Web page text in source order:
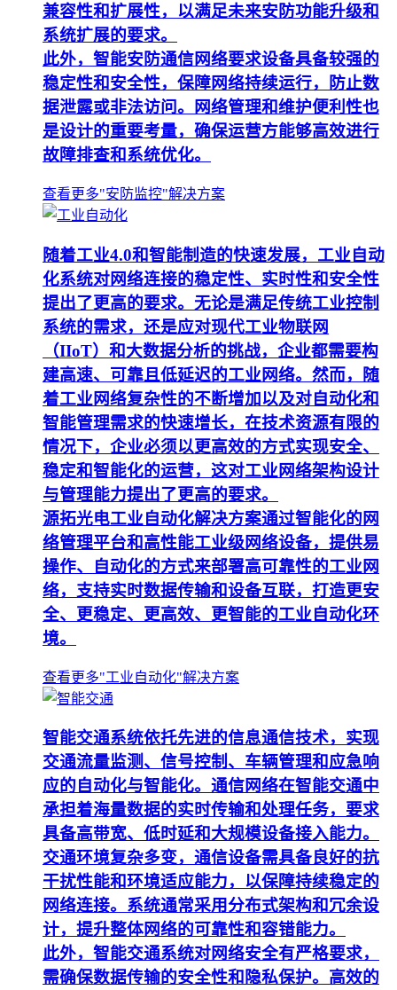
兼容性和扩展性，以满足未来安防功能升级和
系统扩展的要求。
此外，智能安防通信网络要求设备具备较强的
稳定性和安全性，保障网络持续运行，防止数
据泄露或非法访问。网络管理和维护便利性也
是设计的重要考量，确保运营方能够高效进行
故障排查和系统优化。
查看更多"安防监控"解决方案
随着工业4.0和智能制造的快速发展，工业自动
化系统对网络连接的稳定性、实时性和安全性
提出了更高的要求。无论是满足传统工业控制
系统的需求，还是应对现代工业物联网
（IIoT）和大数据分析的挑战，企业都需要构
建高速、可靠且低延迟的工业网络。然而，随
着工业网络复杂性的不断增加以及对自动化和
智能管理需求的快速增长，在技术资源有限的
情况下，企业必须以更高效的方式实现安全、
稳定和智能化的运营，这对工业网络架构设计
与管理能力提出了更高的要求。
源拓光电工业自动化解决方案通过智能化的网
络管理平台和高性能工业级网络设备，提供易
操作、自动化的方式来部署高可靠性的工业网
络，支持实时数据传输和设备互联，打造更安
全、更稳定、更高效、更智能的工业自动化环
境。
查看更多"工业自动化"解决方案
智能交通系统依托先进的信息通信技术，实现
交通流量监测、信号控制、车辆管理和应急响
应的自动化与智能化。通信网络在智能交通中
承担着海量数据的实时传输和处理任务，要求
具备高带宽、低时延和大规模设备接入能力。
交通环境复杂多变，通信设备需具备良好的抗
干扰性能和环境适应能力，以保障持续稳定的
网络连接。系统通常采用分布式架构和冗余设
计，提升整体网络的可靠性和容错能力。
此外，智能交通系统对网络安全有严格要求，
需确保数据传输的安全性和隐私保护。高效的